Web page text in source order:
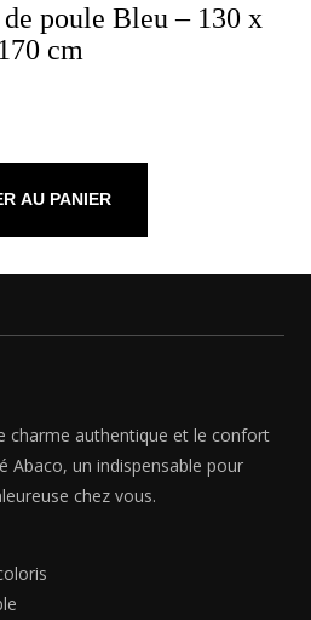
poule Bleu – 130 x
170 cm
AU PANIER
charme authentique et le confort
Abaco, un indispensable pour
chez vous.